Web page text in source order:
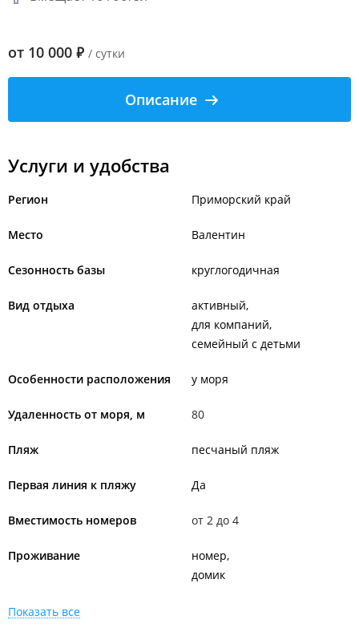
от 10 000 ₽ / сутки
Описание
Услуги и удобства
Регион Приморский край
Место Валентин
Сезонность базы круглогодичная
Вид отдыха
активный
для компаний
семейный с детьми
Особенности расположения у моря
Удаленность от моря, м 80
Пляж песчаный пляж
Первая линия к пляжу Да
Вместимость номеров от 2 до 4
Проживание
номер
домик
Показать все